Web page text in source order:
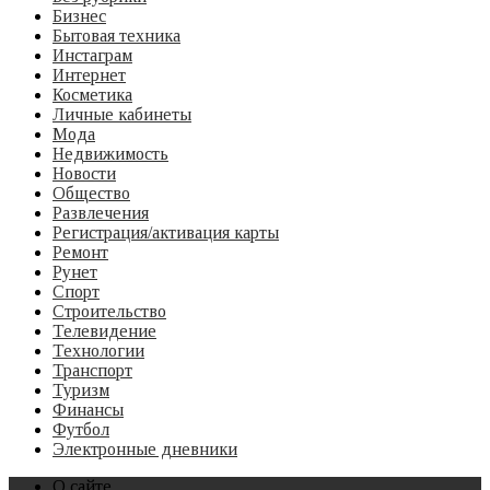
Бизнес
Бытовая техника
Инстаграм
Интернет
Косметика
Личные кабинеты
Мода
Недвижимость
Новости
Общество
Развлечения
Регистрация/активация карты
Ремонт
Рунет
Спорт
Строительство
Телевидение
Технологии
Транспорт
Туризм
Финансы
Футбол
Электронные дневники